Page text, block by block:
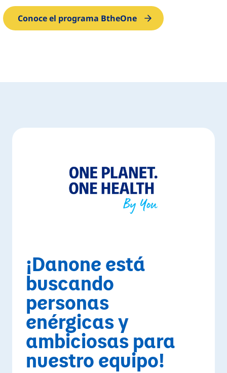
Conoce el programa BtheOne
¡Danone está
buscando
personas
enérgicas y
ambiciosas para
nuestro equipo!